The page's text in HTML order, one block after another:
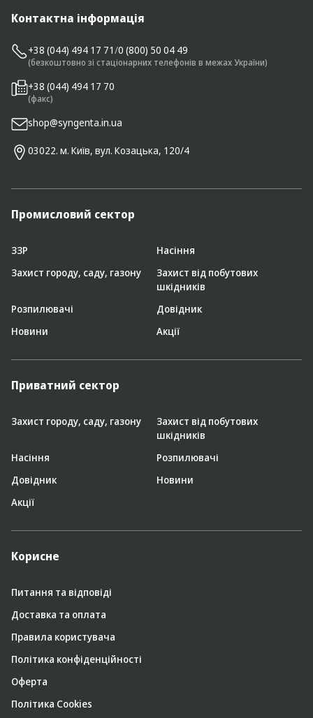
Контактна інформація
+38 (044) 494 17 71/0 (800) 50 04 49
(безкоштовно зі стаціонарних телефонів в межах України)
+38 (044) 494 17 70
(факс)
shop@syngenta.in.ua
03022. м. Київ, вул. Козацька, 120/4
Промисловий сектор
ЗЗР
Насіння
Захист городу, саду, газону
Захист від побутових
шкідників
Розпилювачі
Довідник
Новини
Акції
Приватний сектор
Захист городу, саду, газону
Захист від побутових
шкідників
Насіння
Розпилювачі
Довідник
Новини
Акції
Корисне
Питання та відповіді
Доставка та оплата
Правила користувача
Політика конфіденційності
Оферта
Політика Cookies